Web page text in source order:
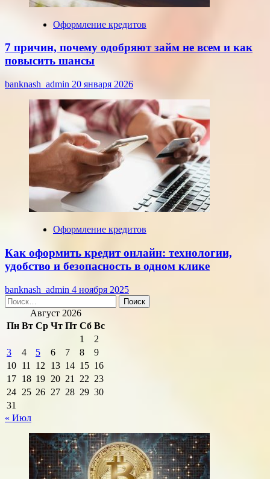
Оформление кредитов
7 причин, почему одобряют займ не всем и как
повысить шансы
banknash_admin 20 января 2026
Оформление кредитов
Как оформить кредит онлайн: технологии,
удобство и безопасность в одном клике
banknash_admin 4 ноября 2025
Найти:
Август 2026
Пн Вт Ср Чт Пт Сб Вс
1
2
3
4 5 6 7 8
9
10 11 12 13 14 15 16
17 18 19 20 21 22 23
24 25 26 27 28 29 30
31
« Июл